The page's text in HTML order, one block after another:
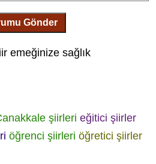
Gönder
emeğinize sağlık
şiirleri eğitici şiirler
öğrenci şiirleri öğretici şiirler